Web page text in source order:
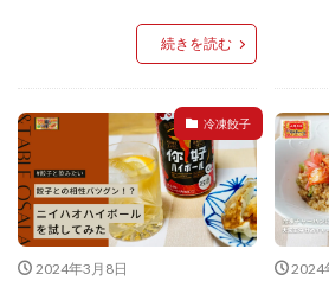
続きを読む
冷凍餃子
2024年3月8日 2024
冷凍麺
ビビゴ
なにわ パーティー
パックご飯
ハロウィン
ハン
ファミリーマート
ワイン
マンドゥ
メスティン
ラー